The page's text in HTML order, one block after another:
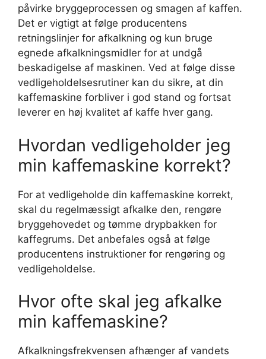
påvirke bryggeprocessen og smagen af kaffen.
Det er vigtigt at følge producentens
retningslinjer for afkalkning og kun bruge
egnede afkalkningsmidler for at undgå
beskadigelse af maskinen. Ved at følge disse
vedligeholdelsesrutiner kan du sikre, at din
kaffemaskine forbliver i god stand og fortsat
leverer en høj kvalitet af kaffe hver gang.
Hvordan vedligeholder jeg
min kaffemaskine korrekt?
For at vedligeholde din kaffemaskine korrekt,
skal du regelmæssigt afkalke den, rengøre
bryggehovedet og tømme drypbakken for
kaffegrums. Det anbefales også at følge
producentens instruktioner for rengøring og
vedligeholdelse.
Hvor ofte skal jeg afkalke
min kaffemaskine?
Afkalkningsfrekvensen afhænger af vandets